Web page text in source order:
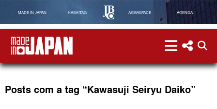
MADE IN JAPAN HASHITAG AKIBASPACE AGENDA
menu menu
Posts com a tag “Kawasuji Seiryu Daiko”